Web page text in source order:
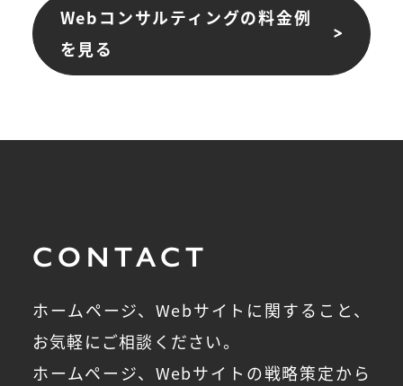
Webコンサルティングの料金例
を見る
CONTACT
ホームページ、Webサイトに関すること、
お気軽にご相談ください。
ホームページ、Webサイトの戦略策定から